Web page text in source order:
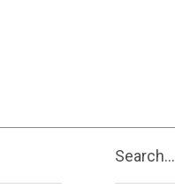
Search...